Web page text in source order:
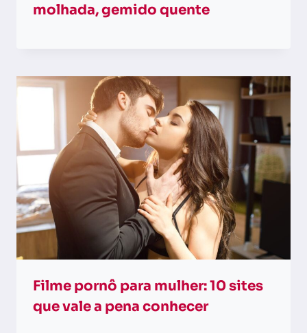
molhada, gemido quente
Filme pornô para mulher: 10 sites
que vale a pena conhecer